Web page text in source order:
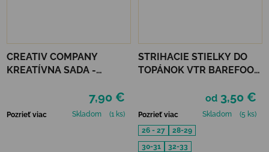
CREATIV COMPANY
KREATÍVNA SADA -
7,90 €
Pozrieť viac Skladom (1 ks)
STRIHACIE STIELKY DO
TOPÁNOK VTR BAREFOOT
od 3,50 €
Pozrieť viac Skladom
(5 ks)
26 - 27
28-29
30-31
32-33